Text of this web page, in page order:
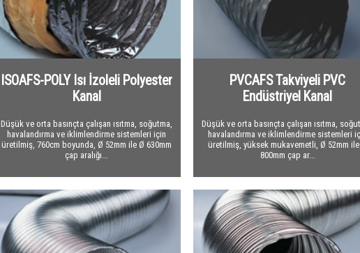
ISOAFS-POLY Isı İzoleli Polyester
Kanal
Düşük ve orta basınçta çalışan ısıtma, soğutma,
havalandırma ve iklimlendirme sistemleri için
üretilmiş, 760cm boyunda, Ø 52mm ile Ø 630mm
çap aralığı...
PVCAFS Takviyeli PVC
Endüstriyel Kanal
Düşük ve orta basınçta çalışan ısıtma,
havalandırma ve iklimlendirme sistemleri
üretilmiş, yüksek mukavemetli, Ø 52mm
800mm çap ar...